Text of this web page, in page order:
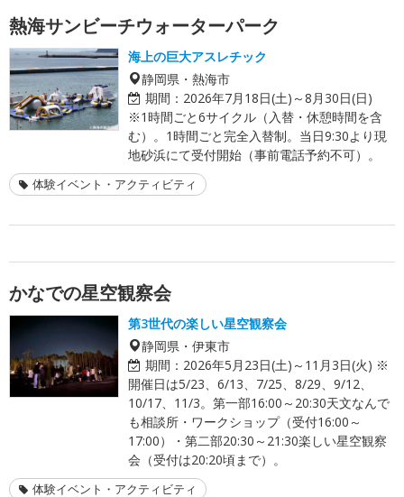
熱海サンビーチウォーターパーク
海上の巨大アスレチック
静岡県・熱海市
期間： 2026年7月18日(土)～8月30日(日)
※1時間ごと6サイクル（入替・休憩時間を含
む）。1時間ごと完全入替制。当日9:30より現
地砂浜にて受付開始（事前電話予約不可）。
体験イベント・アクティビティ
かなでの星空観察会
第3世代の楽しい星空観察会
静岡県・伊東市
期間： 2026年5月23日(土)～11月3日(火) ※
開催日は5/23、6/13、7/25、8/29、9/12、
10/17、11/3。第一部16:00～20:30天文なんで
も相談所・ワークショップ（受付16:00～
17:00）・第二部20:30～21:30楽しい星空観察
会（受付は20:20頃まで）。
体験イベント・アクティビティ